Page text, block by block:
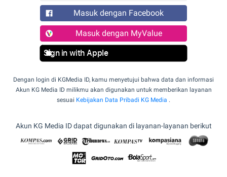
Masuk dengan Facebook
Masuk dengan MyValue
Sign in with Apple
Dengan login di KGMedia ID, kamu menyetujui bahwa data dan informasi
Akun KG Media ID milikmu akan digunakan untuk memberikan layanan
sesuai Kebijakan Data Pribadi KG Media .
Akun KG Media ID dapat digunakan di layanan-layanan berikut